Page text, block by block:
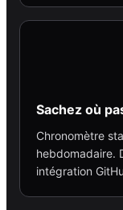
Sachez où
Chronomètre
hebdomadaire.
intégration